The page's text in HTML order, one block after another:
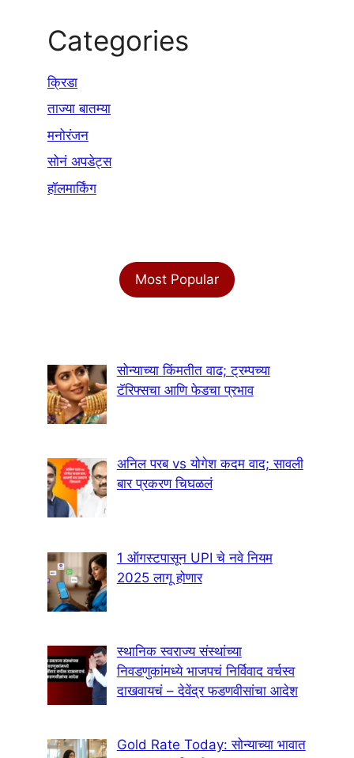
Categories
क्रिडा
ताज्या बातम्या
मनोरंजन
सोनं अपडेट्स
हॉलमार्किंग
Most Popular
सोन्याच्या किंमतीत वाढ; ट्रम्पच्या
टॅरिफ्सचा आणि फेडचा प्रभाव
अनिल परब vs योगेश कदम वाद; सावली
बार प्रकरण चिघळलं
1 ऑगस्टपासून UPI चे नवे नियम
2025 लागू होणार
स्थानिक स्वराज्य संस्थांच्या
निवडणुकांमध्ये भाजपचं निर्विवाद वर्चस्व
दाखवायचं – देवेंद्र फडणवीसांचा आदेश
Gold Rate Today: सोन्याच्या भावात